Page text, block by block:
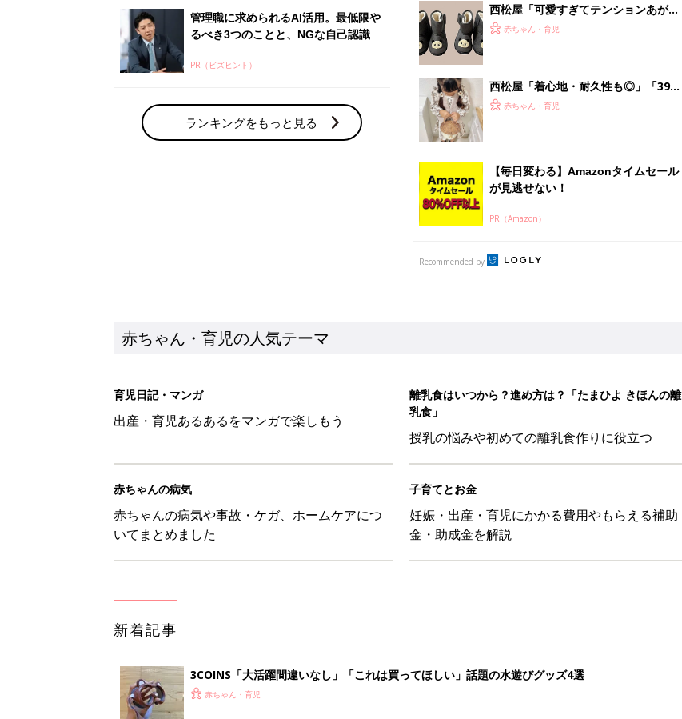
管理職に求められるAI活用。最低限や
るべき3つのことと、NGな自己認識
PR（ビズヒント）
ランキングをもっと見る
西松屋「可愛すぎてテンションあが
る」「機能性も◎」元子ども服販売員
赤ちゃん・育児
西松屋「着心地・耐久性も◎」「399
円なのに高クオリティ」元子ども服販
赤ちゃん・育児
【毎日変わる】Amazonタイムセール
が見逃せない！
PR（Amazon）
Recommended by
赤ちゃん・育児の人気テーマ
育児日記・マンガ
出産・育児あるあるをマンガで楽しもう
離乳食はいつから？進め方は？「たまひよ きほんの離
乳食」
授乳の悩みや初めての離乳食作りに役立つ
赤ちゃんの病気
赤ちゃんの病気や事故・ケガ、ホームケアにつ
いてまとめました
子育てとお金
妊娠・出産・育児にかかる費用やもらえる補助
金・助成金を解説
新着記事
3COINS「大活躍間違いなし」「これは買ってほしい」話題の水遊びグッズ4選
赤ちゃん・育児